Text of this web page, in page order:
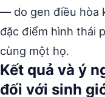
— do gen điều hòa
đặc điểm hình thái
cùng một họ.
Kết quả và ý
đối với sinh